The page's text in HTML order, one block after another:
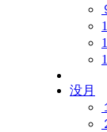
没月